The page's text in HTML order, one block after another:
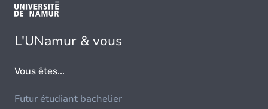
L'UNamur & vous
Vous êtes...
Futur étudiant bachelier